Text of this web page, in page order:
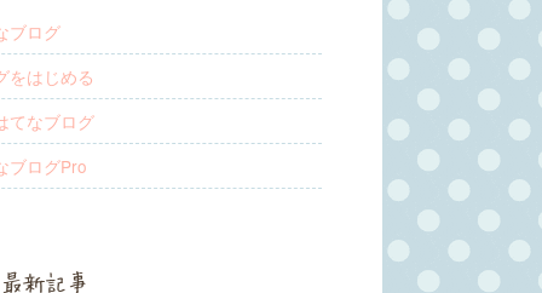
ブログ
をはじめる
てなブログ
ブログPro
最新記事